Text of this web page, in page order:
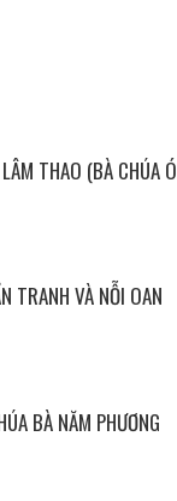
THAO (BÀ CHÚA
TRANH VÀ NỖI OAN
BÀ NĂM PHƯƠNG